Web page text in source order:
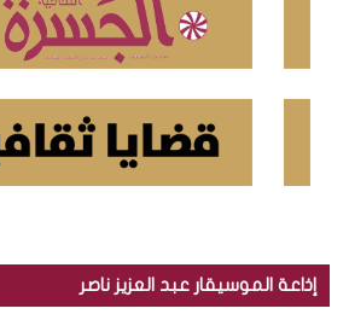
إذاعة الموسيقار عبد العزيز ناصر